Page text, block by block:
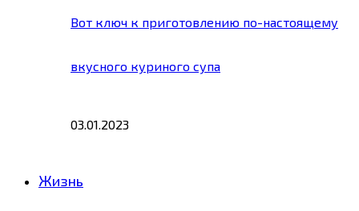
Вот ключ к приготовлению по-настоящему
вкусного куриного супа
03.01.2023
Жизнь